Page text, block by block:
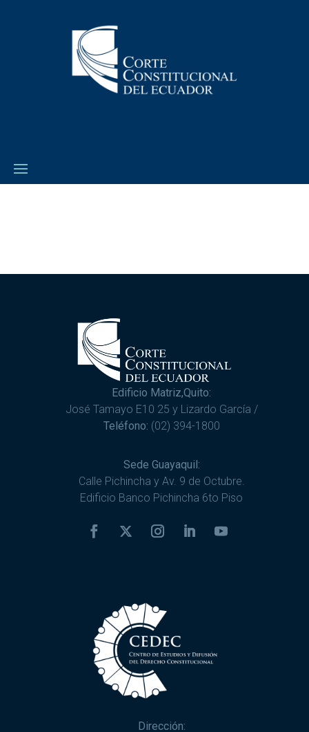
Edificio Matriz,Quito:
José Tamayo E10 25 y Lizardo García /
Teléfono: (02) 394-1800
Sede Guayaquil:
Calle Pichincha y Av. 9 de Octubre.
Edificio Banco Pichincha 6to Piso
Dirección: